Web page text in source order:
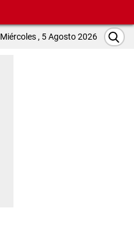
Miércoles , 5 Agosto 2026